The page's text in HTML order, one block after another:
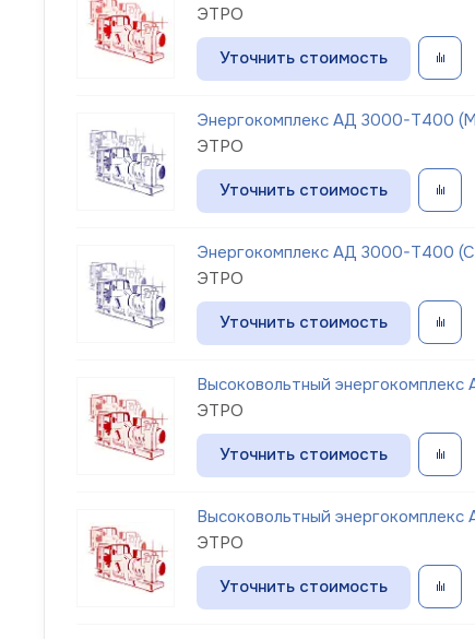
ЭТРО
Уточнить стоимость
Энергокомплекс АД 3000-Т400
ЭТРО
Уточнить стоимость
Энергокомплекс АД 3000-Т400
ЭТРО
Уточнить стоимость
Высоковольтный
ЭТРО
Уточнить стоимость
Высоковольтный
ЭТРО
Уточнить стоимость